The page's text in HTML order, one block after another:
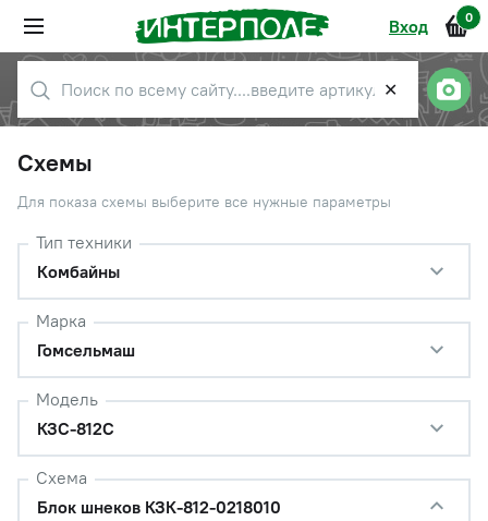
Вход 0
✕
Схемы
Для показа схемы выберите все нужные параметры
Тип техники
Комбайны
Марка
Гомсельмаш
Модель
КЗС-812С
Схема
Блок шнеков КЗК-812-0218010